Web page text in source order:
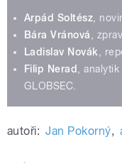
Arpád Soltész ,
Bára Vránová
,
Ladislav Novák
,
Filip Nerad ,
GLOBSEC.
autoři: Jan Pokorný,